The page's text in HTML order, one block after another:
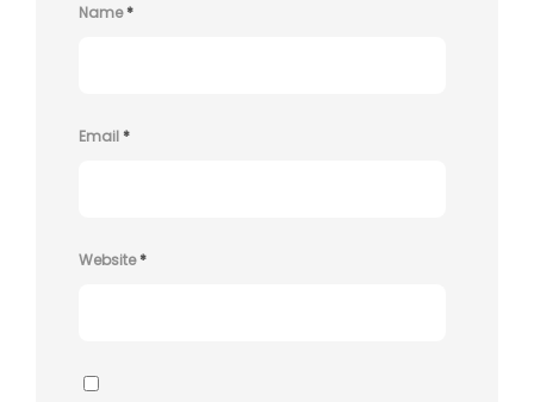
Name*
Email*
Website*